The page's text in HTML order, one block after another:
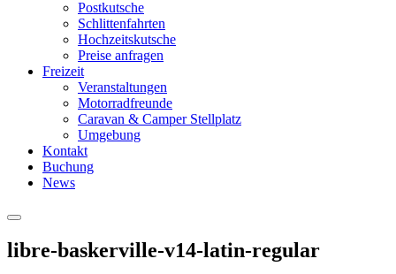
Postkutsche
Schlittenfahrten
Hochzeitskutsche
Preise anfragen
Freizeit
Veranstaltungen
Motorradfreunde
Caravan & Camper Stellplatz
Umgebung
Kontakt
Buchung
News
Hauptmenü
libre-baskerville-v14-latin-regular